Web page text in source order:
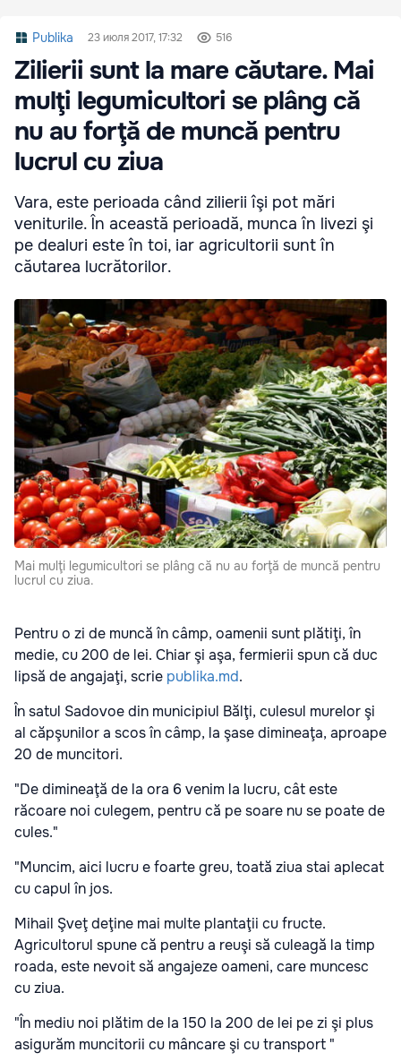
Publika 23 июля 2017, 17:32 516
Zilierii sunt la mare căutare. Mai
mulţi legumicultori se plâng că
nu au forţă de muncă pentru
lucrul cu ziua
Vara, este perioada când zilierii îşi pot mări
veniturile. În această perioadă, munca în livezi şi
pe dealuri este în toi, iar agricultorii sunt în
căutarea lucrătorilor.
Mai mulţi legumicultori se plâng că nu au forţă de muncă pentru
lucrul cu ziua.
Pentru o zi de muncă în câmp, oamenii sunt plătiţi, în
medie, cu 200 de lei. Chiar şi aşa, fermierii spun că duc
lipsă de angajaţi, scrie publika.md.
În satul Sadovoe din municipiul Bălţi, culesul murelor şi
al căpşunilor a scos în câmp, la şase dimineaţa, aproape
20 de muncitori.
"De dimineaţă de la ora 6 venim la lucru, cât este
răcoare noi culegem, pentru că pe soare nu se poate de
cules."
"Muncim, aici lucru e foarte greu, toată ziua stai aplecat
cu capul în jos.
Mihail Şveţ deţine mai multe plantaţii cu fructe.
Agricultorul spune că pentru a reuşi să culeagă la timp
roada, este nevoit să angajeze oameni, care muncesc
cu ziua.
"În mediu noi plătim de la 150 la 200 de lei pe zi şi plus
asigurăm muncitorii cu mâncare şi cu transport "